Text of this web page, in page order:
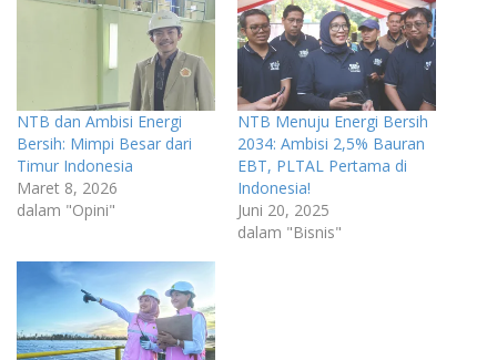
NTB dan Ambisi Energi
Bersih: Mimpi Besar dari
Timur Indonesia
Maret 8, 2026
dalam "Opini"
NTB Menuju Energi Bersih
2034: Ambisi 2,5% Bauran
EBT, PLTAL Pertama di
Indonesia!
Juni 20, 2025
dalam "Bisnis"